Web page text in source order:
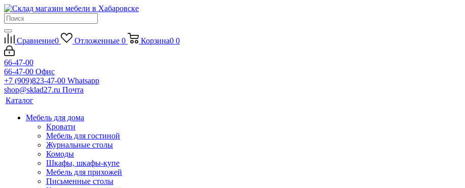
Сравнение0 Отложенные 0 Корзина0 0
66-47-00
66-47-00 Офис
+7 (909)823-47-00 Whatsapp
shop@sklad27.ru Почта
Каталог
Мебель для дома
Кровати
Мебель для гостиной
Журнальные столы
Комоды
Шкафы, шкафы-купе
Мебель для прихожей
Письменные столы